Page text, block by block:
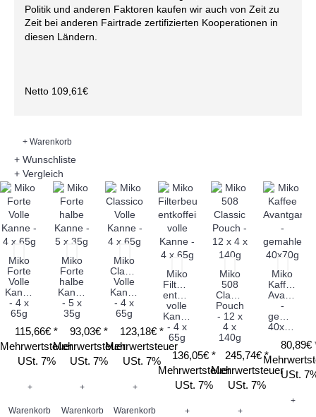
Politik und anderen Faktoren kaufen wir auch von Zeit zu
Zeit bei anderen Fairtrade zertifizierten Kooperationen in
diesen Ländern.
Netto 109,61€
+ Warenkorb
+ Wunschliste
+ Vergleich
Miko
Forte
Volle
Kanne
- 4 x
65g
115,66€ *
Mehrwertsteuer
USt. 7%
+
Warenkorb
Miko
Forte
halbe
Kanne
- 5 x
35g
93,03€ *
Mehrwertsteuer
USt. 7%
+
Warenkorb
Miko
Classico
Volle
Kanne
- 4 x
65g
123,18€ *
Mehrwertsteuer
USt. 7%
+
Warenkorb
Miko
Filterbeutel
entkoffeiniert
volle
Kanne
- 4 x
65g
136,05€ *
Mehrwertsteuer
USt. 7%
+
Miko
508
Classic
Pouch
- 12 x
4 x
140g
245,74€ *
Mehrwertsteuer
USt. 7%
+
Miko
Kaffee
-
gemahlen
80,89€
USt.
+